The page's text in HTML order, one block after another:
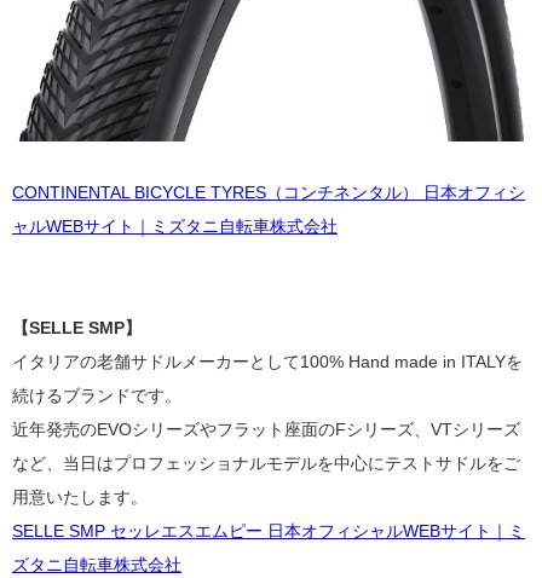
CONTINENTAL BICYCLE TYRES（コンチネンタル） 日本オフィシ
ャルWEBサイト｜ミズタニ自転車株式会社
【SELLE SMP】
イタリアの老舗サドルメーカーとして100% Hand made in ITALYを
続けるブランドです。
近年発売のEVOシリーズやフラット座面のFシリーズ、VTシリーズ
など、 当日はプロフェッショナルモデルを中心にテストサドルをご
用意いたします。
SELLE SMP セッレエスエムピー 日本オフィシャルWEBサイト｜ミ
ズタニ自転車株式会社